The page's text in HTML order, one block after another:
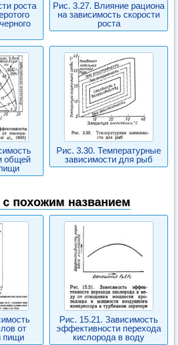
роста
Рис. 3.27. Влияние рациона
на зависимость скорости
роста
общей
Рис. 3.30. Температурные
зависимости для рыб
похожим названием
от
пищи
Рис. 15.21. Зависимость
эффективности перехода
кислорода в воду